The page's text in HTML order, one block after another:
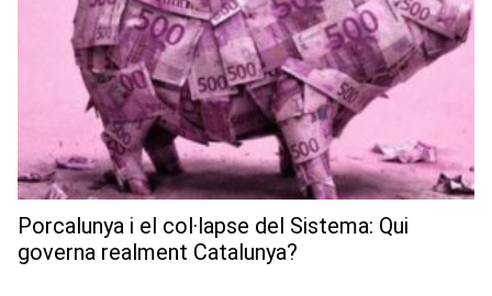
Porcalunya i el col·lapse del Sistema: Qui
governa realment Catalunya?